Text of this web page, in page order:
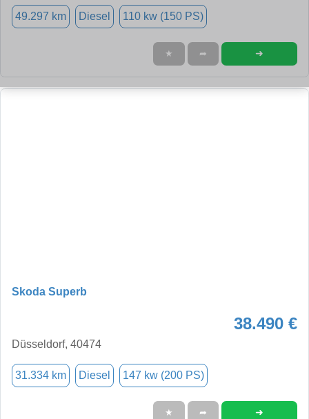
49.297 km Diesel 110 kw (150 PS)
★ ➦ ➜
Skoda Superb
38.490 €
Düsseldorf, 40474
31.334 km Diesel 147 kw (200 PS)
★ ➦ ➜